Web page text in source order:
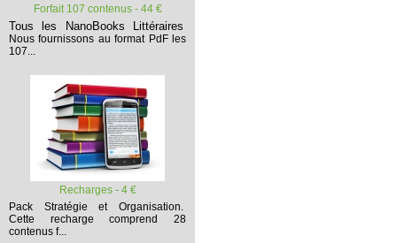
Forfait 107 contenus - 44 €
Tous les NanoBooks Littéraires
Nous fournissons au format PdF les
107...
Recharges - 4 €
Pack Stratégie et Organisation.
Cette recharge comprend 28
contenus f...